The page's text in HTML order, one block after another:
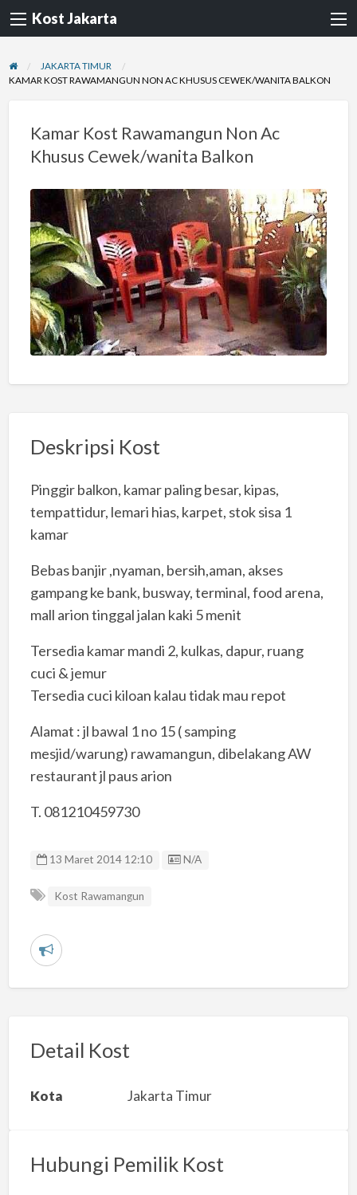
Kost Jakarta
JAKARTA TIMUR
KAMAR KOST RAWAMANGUN NON AC KHUSUS CEWEK/WANITA BALKON
Kamar Kost Rawamangun Non Ac
Khusus Cewek/wanita Balkon
Deskripsi Kost
Pinggir balkon, kamar paling besar, kipas,
tempattidur, lemari hias, karpet, stok sisa 1
kamar
Bebas banjir ,nyaman, bersih,aman, akses
gampang ke bank, busway, terminal, food arena,
mall arion tinggal jalan kaki 5 menit
Tersedia kamar mandi 2, kulkas, dapur, ruang
cuci & jemur
Tersedia cuci kiloan kalau tidak mau repot
Alamat : jl bawal 1 no 15 ( samping
mesjid/warung) rawamangun, dibelakang AW
restaurant jl paus arion
T. 081210459730
13 Maret 2014 12:10 Listing ID
N/A
Kost Rawamangun
L
r
a
s
Detail Kost
Kota Jakarta Timur
Hubungi Pemilik Kost